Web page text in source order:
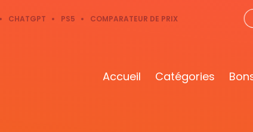
CHATGPT PS5 COMPARATEUR DE PRIX
Accueil Catégories